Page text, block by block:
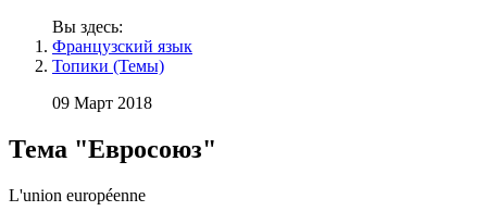
Вы здесь:
Французский язык
Топики (Темы)
09 Март 2018
Тема "Евросоюз"
L'union européenne